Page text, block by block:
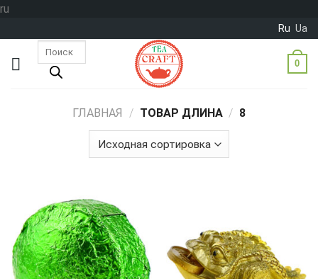
ru
content
Ru Ua
0
ГЛАВНАЯ / ТОВАР ДЛИНА / 8